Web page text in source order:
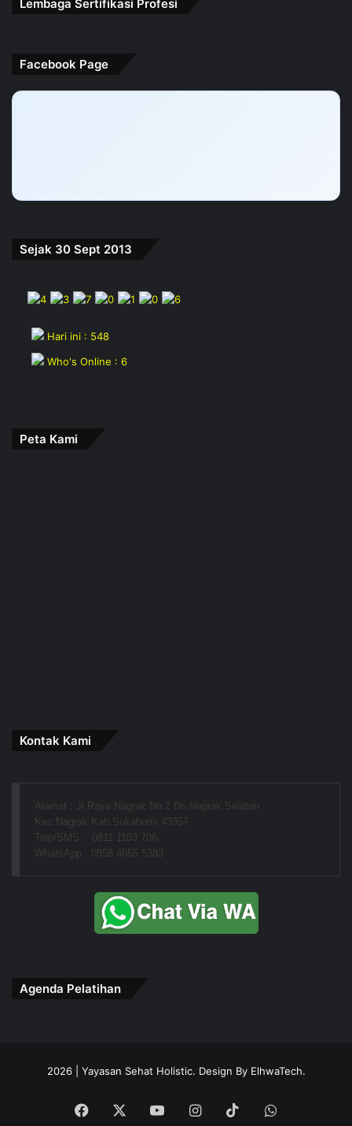
Lembaga Sertifikasi Profesi
Facebook Page
Sejak 30 Sept 2013
Hari ini : 548
Who's Online : 6
Peta Kami
Kontak Kami
Alamat : Jl.Raya Nagrak No.2 Ds.Nagrak Selatan
Kec.Nagrak Kab.Sukabumi 43357
Telp/SMS  : 0811 1103 706
WhatsApp : 0858 4655 5383
Agenda Pelatihan
2026 | Yayasan Sehat Holistic. Design By ElhwaTech.
Facebook YouTubeInstagram
TikTokWhatsApp